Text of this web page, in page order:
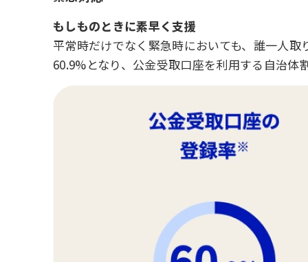
もしものときに素早く支援
平常時だけでなく緊急時においても、誰一人
60.9%となり、公金受取口座を利用する自治